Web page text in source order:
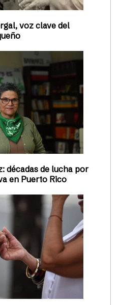
ACTUALIDAD
no binarias
Civiles y ACLU
ante el Primer
Boston en defensa del
identidad precisos para
ACTUALIDAD